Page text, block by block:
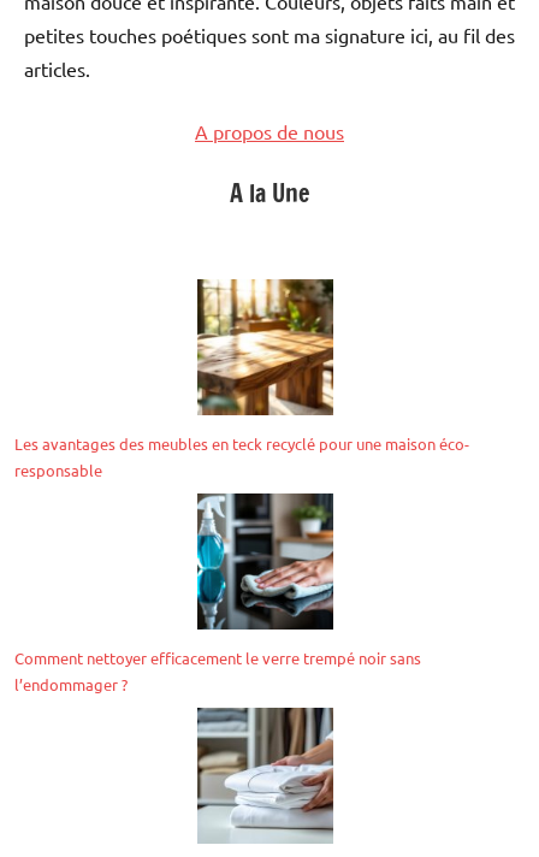
petites touches poétiques sont ma signature ici, au fil des
articles.
A propos de nous
A la Une
Les avantages des meubles en teck recyclé pour une maison éco-
responsable
Comment nettoyer efficacement le verre trempé noir sans
l’endommager ?